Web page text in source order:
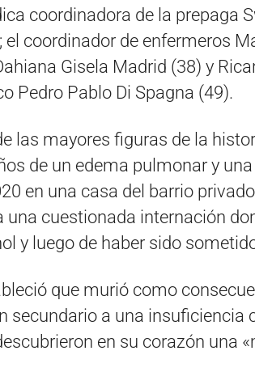
coordinadora de la prepaga
el coordinador de enfermeros
Gisela Madrid (38) y
Pedro Pablo Di Spagna (49).
las mayores figuras de la
de un edema pulmonar y
en una casa del barrio
una cuestionada internación
y luego de haber sido
que murió como
secundario a una insuficiencia
en su corazón una